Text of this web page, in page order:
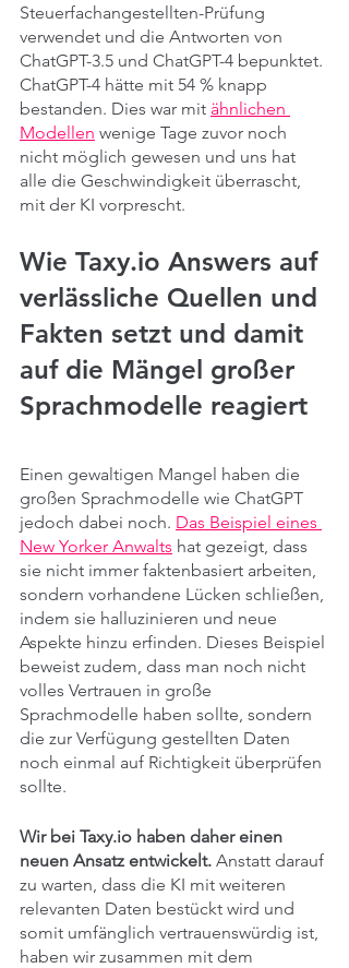
Steuerfachangestellten-Prüfung
verwendet und die Antworten von
ChatGPT-3.5 und ChatGPT-4 bepunktet.
ChatGPT-4 hätte mit 54 % knapp
bestanden. Dies war mit ähnlichen
Modellen wenige Tage zuvor noch
nicht möglich gewesen und uns hat
alle die Geschwindigkeit überrascht,
mit der KI vorprescht.
Wie Taxy.io Answers auf
verlässliche Quellen und
Fakten setzt und damit
auf die Mängel großer
Sprachmodelle reagiert
Einen gewaltigen Mangel haben die
großen Sprachmodelle wie ChatGPT
jedoch dabei noch. Das Beispiel eines
New Yorker Anwalts hat gezeigt, dass
sie nicht immer faktenbasiert arbeiten,
sondern vorhandene Lücken schließen,
indem sie halluzinieren und neue
Aspekte hinzu erfinden. Dieses Beispiel
beweist zudem, dass man noch nicht
volles Vertrauen in große
Sprachmodelle haben sollte, sondern
die zur Verfügung gestellten Daten
noch einmal auf Richtigkeit überprüfen
sollte.
Wir bei Taxy.io haben daher einen
neuen Ansatz entwickelt. Anstatt darauf
zu warten, dass die KI mit weiteren
relevanten Daten bestückt wird und
somit umfänglich vertrauenswürdig ist,
haben wir zusammen mit dem